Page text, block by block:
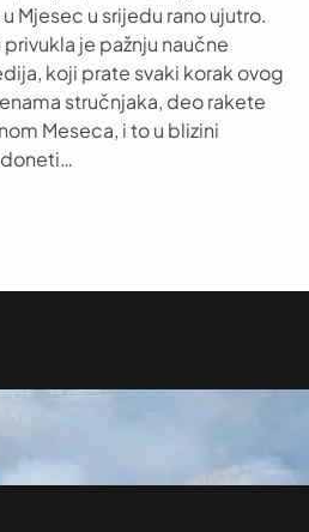
Mjesec u srijedu rano ujutro.
je pažnju naučne
koji prate svaki korak ovog
stručnjaka, deo rakete
Meseca, i to u blizini